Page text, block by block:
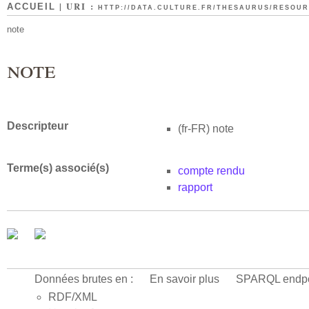
ACCUEIL | URI : HTTP://DATA.CULTURE.FR/THESAURUS/
note
note
Descripteur (fr-FR) note
Terme(s) associé(s)
compte rendu
rapport
Données brutes en :
RDF/XML
En savoir plus SPARQL